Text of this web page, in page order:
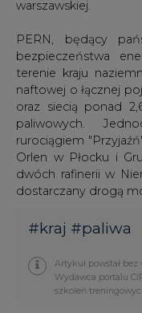
terenie kraju
oraz siecią ponad
paliwowych.
rurociągiem
Orlen w Płocku i
dwóch rafinerii w
dostarczany drogą
#kraj #paliwa
Artykuł powstał
szkoleń
KOMENTARZE